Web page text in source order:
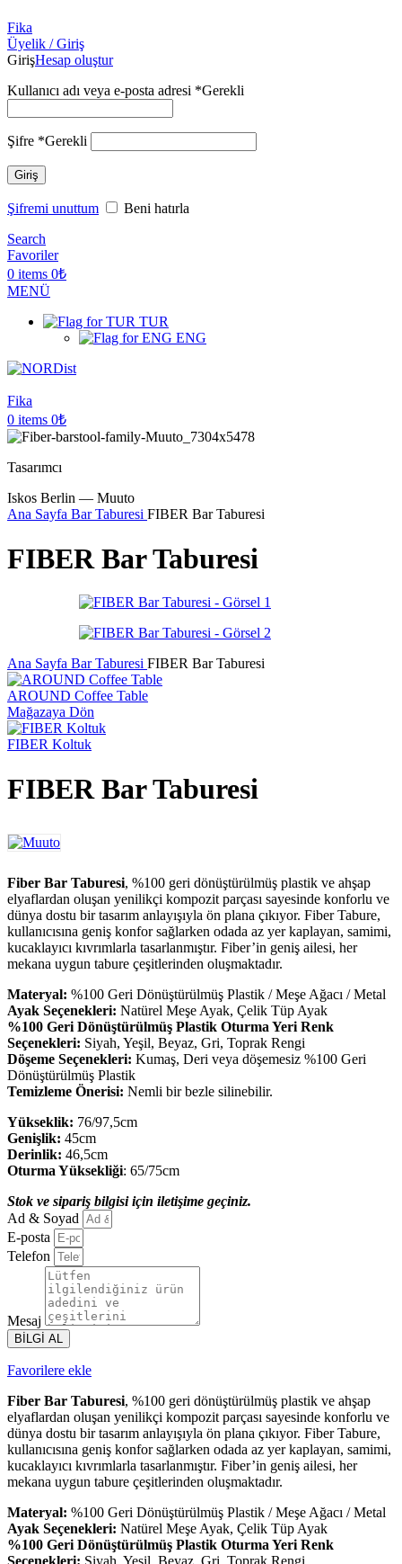
Fika
Üyelik / Giriş
GirişHesap oluştur
Kullanıcı adı veya e-posta adresi *Gerekli
Şifre *Gerekli
Giriş
Şifremi unuttum
Beni hatırla
Search
Favoriler
0 items 0₺
MENÜ
TUR
ENG
Fika
0 items 0₺
Tasarımcı
Iskos Berlin — Muuto
Ana Sayfa Bar Taburesi FIBER Bar Taburesi
FIBER Bar Taburesi
Ana Sayfa Bar Taburesi FIBER Bar Taburesi
AROUND Coffee Table
Mağazaya Dön
FIBER Koltuk
FIBER Bar Taburesi
Fiber Bar Taburesi, %100 geri dönüştürülmüş plastik ve ahşap
elyaflardan oluşan yenilikçi kompozit parçası sayesinde konforlu ve
dünya dostu bir tasarım anlayışıyla ön plana çıkıyor. Fiber Tabure,
kullanıcısına geniş konfor sağlarken odada az yer kaplayan, samimi,
kucaklayıcı kıvrımlarla tasarlanmıştır. Fiber’in geniş ailesi, her
mekana uygun tabure çeşitlerinden oluşmaktadır.
Materyal: %100 Geri Dönüştürülmüş Plastik / Meşe Ağacı / Metal
Ayak Seçenekleri: Natürel Meşe Ayak, Çelik Tüp Ayak
%100 Geri Dönüştürülmüş Plastik Oturma Yeri Renk
Seçenekleri: Siyah, Yeşil, Beyaz, Gri, Toprak Rengi
Döşeme Seçenekleri: Kumaş, Deri veya döşemesiz %100 Geri
Dönüştürülmüş Plastik
Temizleme Önerisi: Nemli bir bezle silinebilir.
Yükseklik: 76/97,5cm
Genişlik: 45cm
Derinlik: 46,5cm
Oturma Yüksekliği: 65/75cm
Stok ve sipariş bilgisi için iletişime geçiniz.
Ad & Soyad
E-posta
Telefon
Mesaj
BİLGİ AL
Favorilere ekle
Fiber Bar Taburesi, %100 geri dönüştürülmüş plastik ve ahşap
elyaflardan oluşan yenilikçi kompozit parçası sayesinde konforlu ve
dünya dostu bir tasarım anlayışıyla ön plana çıkıyor. Fiber Tabure,
kullanıcısına geniş konfor sağlarken odada az yer kaplayan, samimi,
kucaklayıcı kıvrımlarla tasarlanmıştır. Fiber’in geniş ailesi, her
mekana uygun tabure çeşitlerinden oluşmaktadır.
Materyal: %100 Geri Dönüştürülmüş Plastik / Meşe Ağacı / Metal
Ayak Seçenekleri: Natürel Meşe Ayak, Çelik Tüp Ayak
%100 Geri Dönüştürülmüş Plastik Oturma Yeri Renk
Seçenekleri: Siyah, Yeşil, Beyaz, Gri, Toprak Rengi